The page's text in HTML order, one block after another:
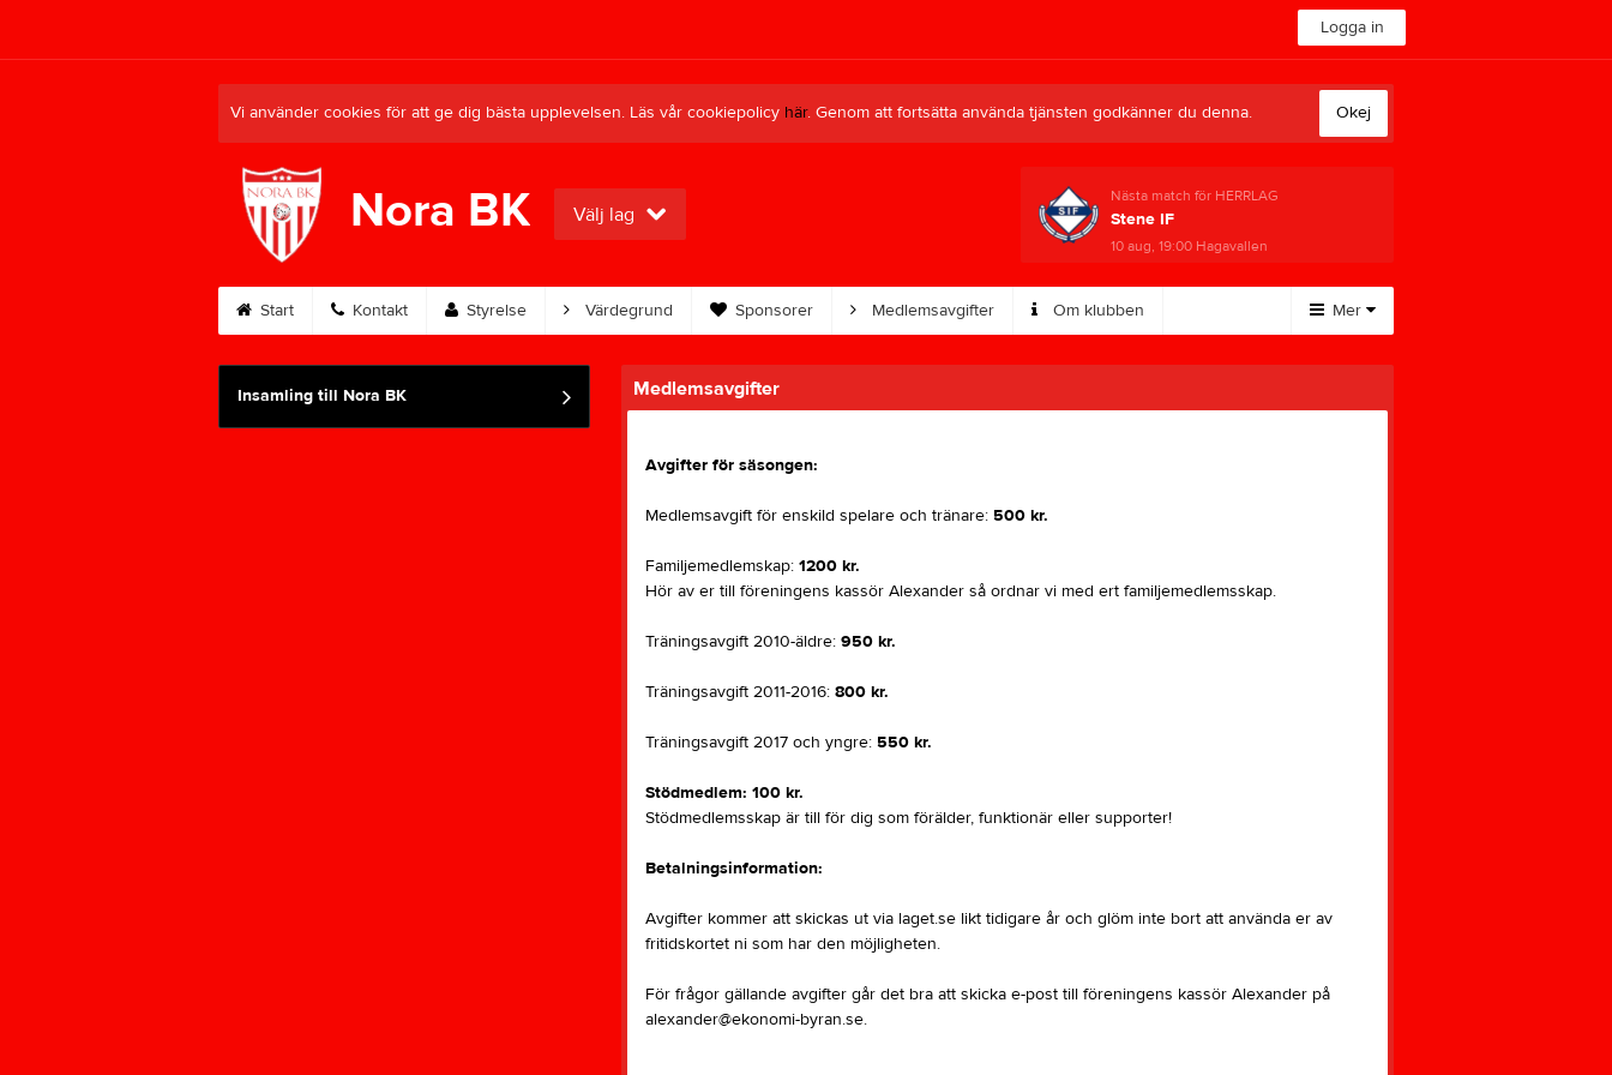
Logga in
Vi använder cookies för att ge dig bästa upplevelsen. Läs vår cookiepolicy här. Genom att fortsätta använda tjänsten godkänner du denna. Okej
Nora BK Välj lag
Nästa match för HERRLAG
Stene IF
10 aug, 19:00 Hagavallen
Start Kontakt Styrelse Värdegrund Sponsorer Medlemsavgifter Om klubben Mer
Insamling till Nora BK Medlemsavgifter
Avgifter för säsongen:
Medlemsavgift för enskild spelare och tränare: 500 kr.
Familjemedlemskap: 1200 kr.
Hör av er till föreningens kassör Alexander så ordnar vi med ert familjemedlemsskap.
Träningsavgift 2010-äldre: 950 kr.
Träningsavgift 2011-2016: 800 kr.
Träningsavgift 2017 och yngre: 550 kr.
Stödmedlem: 100 kr.
Stödmedlemsskap är till för dig som förälder, funktionär eller supporter!
Betalningsinformation:
Avgifter kommer att skickas ut via laget.se likt tidigare år och glöm inte bort att använda er av
fritidskortet ni som har den möjligheten.
För frågor gällande avgifter går det bra att skicka e-post till föreningens kassör Alexander på
alexander@ekonomi-byran.se.